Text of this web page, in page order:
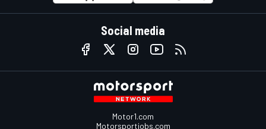
Social media
Motor1.com
Motorsportjobs.com